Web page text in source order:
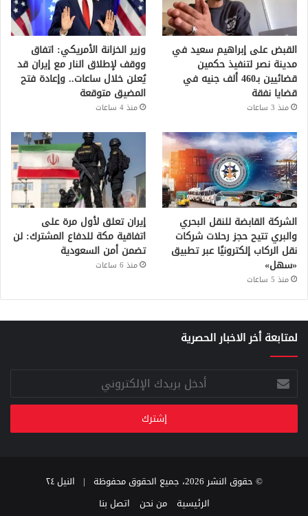
القبض على إبراهيم سعيد في
مدينة نصر لتنفيذ حكمين
قضائيين بـ460 ألف جنيه في
قضايا نفقة
منذ 3 ساعات
وزير الخزانة الأمريكي: اتفاق
ووقف لإطلاق النار مع إيران قد
يُعلن خلال ساعات.. وإعادة فتح
المضيق متوقعة
منذ 4 ساعات
الشركة القابضة للنقل البحري
والبري تتيح حجز رحلات شركات
نقل الركاب إلكترونيًا عبر تطبيق
«سهل»
منذ 5 ساعات
إيران تعلق لأول مرة على
اتفاقية مكة للدفاع المشترك: لن
تضمن أمن السعودية
منذ 6 ساعات
لمتابعة أخر الاخبار الحصرية
أدخل
بريدك
الإلكتروني
© حقوق النشر 2026، جميع الحقوق محفوظة |
النيل ٢٤
الرئيسية
من نحن اتصل بنا